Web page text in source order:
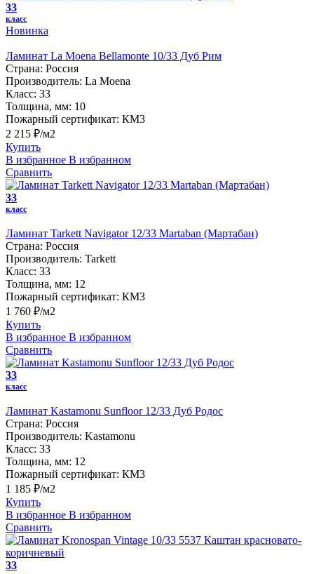
33
класс
Новинка
Ламинат La Moena Bellamonte 10/33 Дуб Рим
Страна: Россия
Производитель: La Moena
Класс: 33
Толщина, мм: 10
Пожарный сертификат: КМ3
2 215 ₽/м2
Купить
В избранное В избранном
Сравнить
33
класс
Ламинат Tarkett Navigator 12/33 Martaban (Мартабан)
Страна: Россия
Производитель: Tarkett
Класс: 33
Толщина, мм: 12
Пожарный сертификат: КМ3
1 760 ₽/м2
Купить
В избранное В избранном
Сравнить
33
класс
Ламинат Kastamonu Sunfloor 12/33 Дуб Родос
Страна: Россия
Производитель: Kastamonu
Класс: 33
Толщина, мм: 12
Пожарный сертификат: КМ3
1 185 ₽/м2
Купить
В избранное В избранном
Сравнить
33